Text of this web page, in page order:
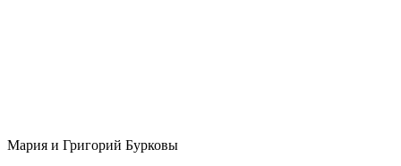
Мария и Григорий Бурковы